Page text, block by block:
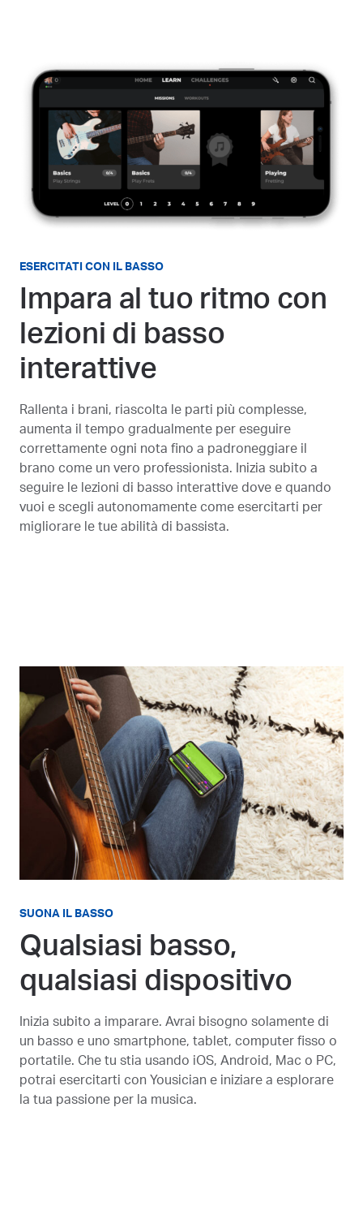
ESERCITATI CON IL BASSO
Impara al tuo ritmo con
lezioni di basso
interattive
Rallenta i brani, riascolta le parti più complesse,
aumenta il tempo gradualmente per eseguire
correttamente ogni nota fino a padroneggiare il
brano come un vero professionista. Inizia subito a
seguire le lezioni di basso interattive dove e quando
vuoi e scegli autonomamente come esercitarti per
migliorare le tue abilità di bassista.
SUONA IL BASSO
Qualsiasi basso,
qualsiasi dispositivo
Inizia subito a imparare. Avrai bisogno solamente di
un basso e uno smartphone, tablet, computer fisso o
portatile. Che tu stia usando iOS, Android, Mac o PC,
potrai esercitarti con Yousician e iniziare a esplorare
la tua passione per la musica.